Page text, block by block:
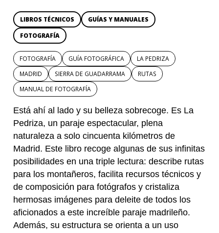
LIBROS TÉCNICOS
GUÍAS Y MANUALES
FOTOGRAFÍA
FOTOGRAFÍA GUÍA FOTOGRÁFICA
LA PEDRIZA
MADRID
SIERRA DE GUADARRAMA
RUTAS
MANUAL DE FOTOGRAFÍA
Está ahí al lado y su belleza sobrecoge. Es La
Pedriza, un paraje espectacular, plena
naturaleza a solo cincuenta kilómetros de
Madrid. Este libro recoge algunas de sus infinitas
posibilidades en una triple lectura: describe rutas
para los montañeros, facilita recursos técnicos y
de composición para fotógrafos y cristaliza
hermosas imágenes para deleite de todos los
aficionados a este increíble paraje madrileño.
Además, su estructura se orienta a un uso